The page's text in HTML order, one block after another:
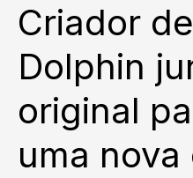
Criador
Dolphin
original
uma